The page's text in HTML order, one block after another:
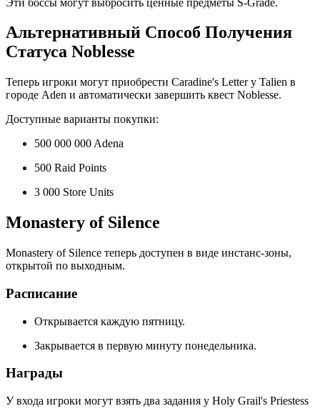
Альтернативный Способ Получения
Статуса Noblesse
Теперь игроки могут приобрести Caradine's Letter у Talien в
городе Aden и автоматически завершить квест Noblesse.
Доступные варианты покупки:
500 000 000 Adena
500 Raid Points
3 000 Store Units
Monastery of Silence
Monastery of Silence теперь доступен в виде инстанс-зоны,
открытой по выходным.
Расписание
Открывается каждую пятницу.
Закрывается в первую минуту понедельника.
Награды
У входа игроки могут взять два задания у Holy Grail's Priestess